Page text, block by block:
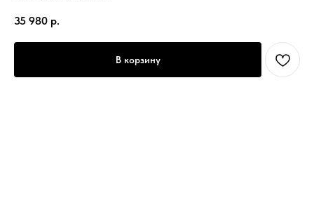
35 980 р.
В корзину